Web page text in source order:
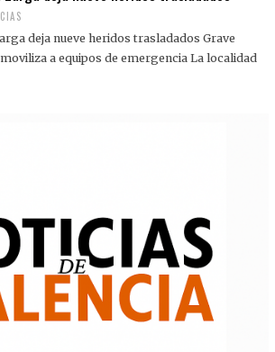
deja nueve heridos trasladados Grave
a equipos de emergencia La localidad